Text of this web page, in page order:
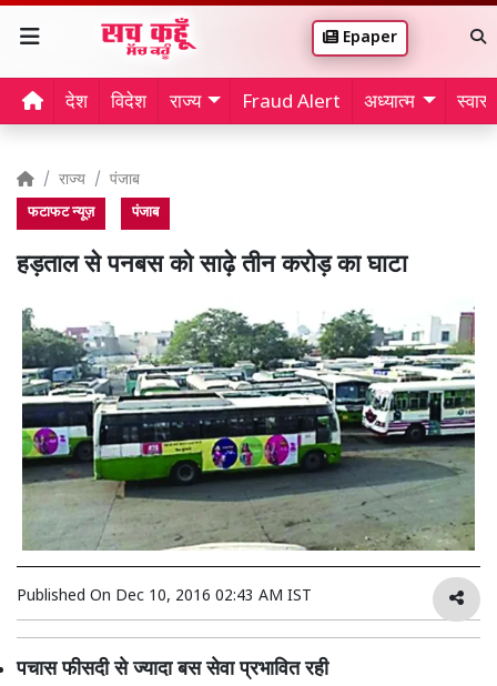
Epaper
देश विदेश राज्य Fraud Alert अध्यात्म
राज्य पंजाब
फटाफट न्यूज़ पंजाब
हड़ताल से पनबस को साढ़े तीन करोड़ का घाटा
Published On Dec 10, 2016 02:43 AM IST
पचास फीसदी से ज्यादा बस सेवा प्रभावित रही